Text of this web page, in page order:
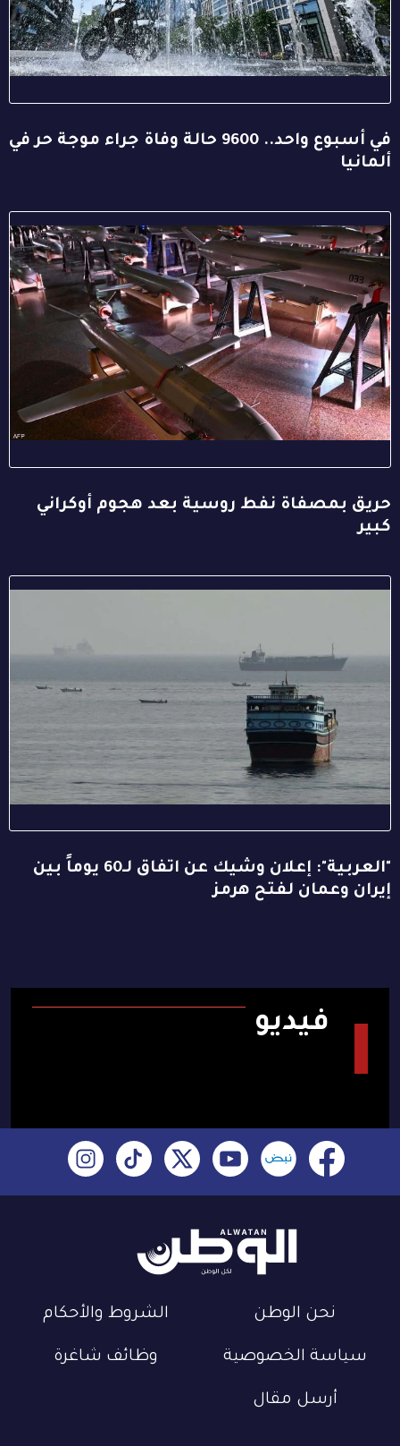
في أسبوع واحد.. 9600 حالة وفاة جراء موجة حر في
ألمانيا
حريق بمصفاة نفط روسية بعد هجوم أوكراني
كبير
"العربية": إعلان وشيك عن اتفاق لـ60 يوماً بين
إيران وعمان لفتح هرمز
فيديو
نحن الوطن الشروط والأحكام
سياسة الخصوصية وظائف شاغرة
أرسل مقال